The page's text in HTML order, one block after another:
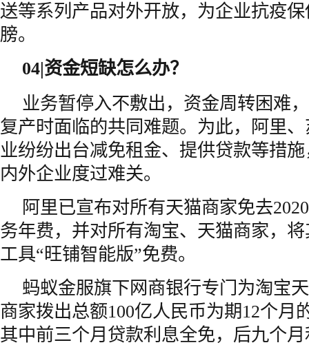
送等系列产品对外开放，为企业抗疫
膀。
04|资金短缺怎么办？
业务暂停入不敷出，资金周转困难
复产时面临的共同难题。为此，阿里
业纷纷出台减免租金、提供贷款等措
内外企业度过难关。
阿里已宣布对所有天猫商家免去
务年费，并对所有淘宝、天猫商家，
工具“旺铺智能版”免费。
蚂蚁金服旗下网商银行专门为淘宝
商家拨出总额100亿人民币为期12个月
其中前三个月贷款利息全免，后九个